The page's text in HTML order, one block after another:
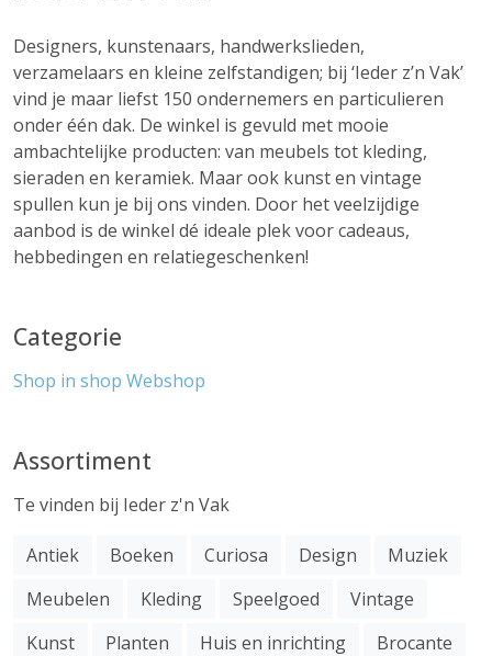
Designers, kunstenaars, handwerkslieden,
verzamelaars en kleine zelfstandigen; bij ‘Ieder z’n Vak’
vind je maar liefst 150 ondernemers en particulieren
onder één dak. De winkel is gevuld met mooie
ambachtelijke producten: van meubels tot kleding,
sieraden en keramiek. Maar ook kunst en vintage
spullen kun je bij ons vinden. Door het veelzijdige
aanbod is de winkel dé ideale plek voor cadeaus,
hebbedingen en relatiegeschenken!
Categorie
Shop in shop Webshop
Assortiment
Te vinden bij Ieder z'n Vak
Antiek Boeken Curiosa Design
Muziek
Meubelen
Kleding Speelgoed
Vintage
Kunst
Planten Huis en inrichting Brocante